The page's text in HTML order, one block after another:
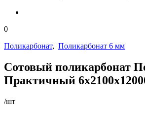
0
Поликарбонат, Поликарбонат 6 мм
Сотовый поликарбонат
Практичный
/шт